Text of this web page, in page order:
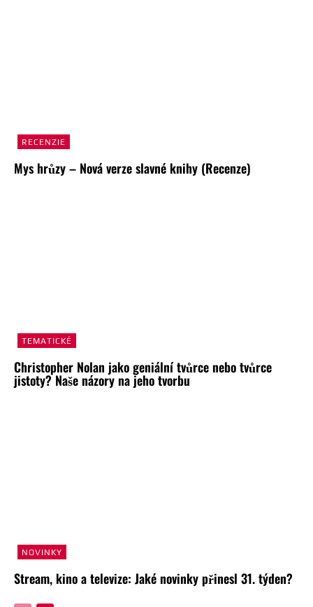
RECENZIE
Mys hrůzy – Nová verze slavné knihy (Recenze)
TEMATICKÉ
Christopher Nolan jako geniální tvůrce nebo tvůrce
jistoty? Naše názory na jeho tvorbu
NOVINKY
Stream, kino a televize: Jaké novinky přinesl 31. týden?